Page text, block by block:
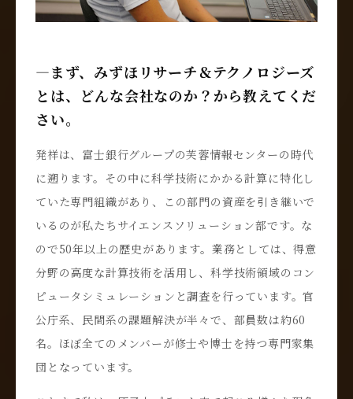
―まず、みずほリサーチ＆テクノロジーズ
とは、どんな会社なのか？から教えてくだ
さい。
発祥は、富士銀行グループの芙蓉情報センターの時代
に遡ります。その中に科学技術にかかる計算に特化し
ていた専門組織があり、この部門の資産を引き継いで
いるのが私たちサイエンスソリューション部です。な
ので50年以上の歴史があります。業務としては、得意
分野の高度な計算技術を活用し、科学技術領域のコン
ピュータシミュレーションと調査を行っています。官
公庁系、民間系の課題解決が半々で、部員数は約60
名。ほぼ全てのメンバーが修士や博士を持つ専門家集
団となっています。